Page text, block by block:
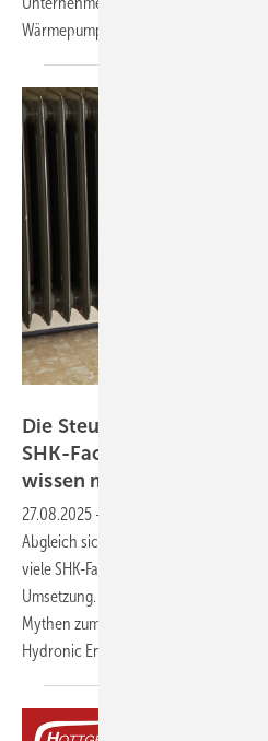
Wärmepumpen zu
Di e Steuererklärung der
SHK-Fachleute zum
wissen müssen
27.08.2025 -
Abgleich sich für Eigentümer, Mieter
viele SHK-Fachleute noch
Umsetzung. Hinzu kommt, dass im
Mythen zum Thema ­kursieren, mit
Hydronic Engineering